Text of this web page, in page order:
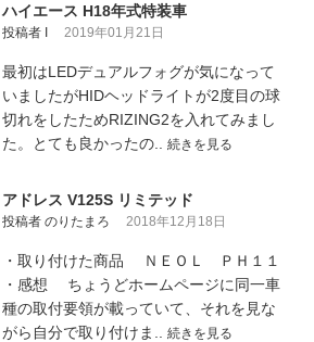
ハイエース H18年式特装車
投稿者 I 2019年01月21日
最初はLEDデュアルフォグが気になって
いましたがHIDヘッドライトが2度目の球
切れをしたためRIZING2を入れてみまし
た。とても良かったの.. 続きを見る
アドレス V125S リミテッド
投稿者 のりたまろ 2018年12月18日
・取り付けた商品 ＮＥＯＬ ＰＨ１１
・感想 ちょうどホームページに同一車
種の取付要領が載っていて、それを見な
がら自分で取り付けま.. 続きを見る